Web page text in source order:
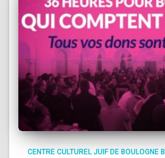
CENTRE CULTUREL JUIF DE BOULOGNE